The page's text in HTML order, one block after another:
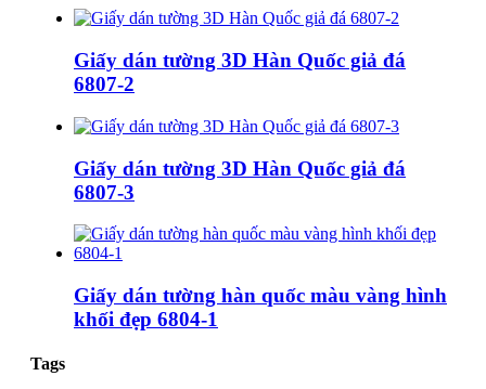
Giấy dán tường 3D Hàn Quốc giả đá
6807-2
Giấy dán tường 3D Hàn Quốc giả đá
6807-3
Giấy dán tường hàn quốc màu vàng hình
khối đẹp 6804-1
Tags